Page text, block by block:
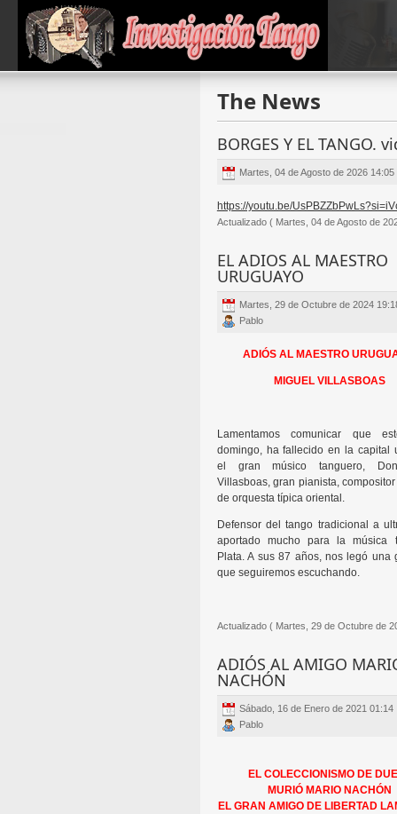
The News
BORGES Y EL TANGO.
Martes, 04 de Agosto de 2026 14:05
https://youtu.be/
Actualizado ( Martes, 04 de Agosto de
EL ADIOS AL MAESTRO
URUGUAYO
Martes, 29 de Octubre de 2024
Pablo
ADIÓS AL MAESTRO
MIGUEL VILLASBOAS
Lamentamos comunicar que
domingo, ha fallecido en la capital
el gran músico tanguero,
Villasboas, gran pianista,
de orquesta típica oriental.
Defensor del tango tradicional a
aportado mucho para la música
Plata. A sus 87 años, nos legó una
que seguiremos escuchando.
Actualizado ( Martes, 29 de Octubre de
ADIÓS AL AMIGO
NACHÓN
Sábado, 16 de Enero de 2021 01:14
Pablo
EL COLECCIONISMO DE
MURIÓ MARIO NACHÓN
EL GRAN AMIGO DE LIBERTAD